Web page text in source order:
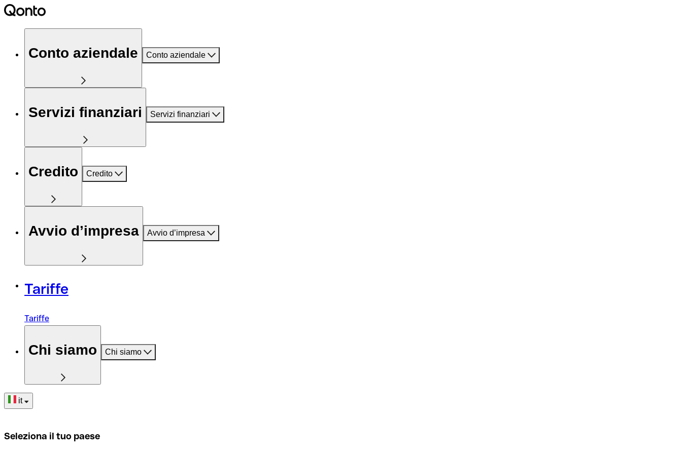
Conto aziendale Conto aziendale
Servizi finanziari Servizi finanziari
Credito Credito
Avvio d’impresa Avvio d’impresa
Tariffe
Tariffe
Chi siamo Chi siamo
it
Seleziona il tuo paese